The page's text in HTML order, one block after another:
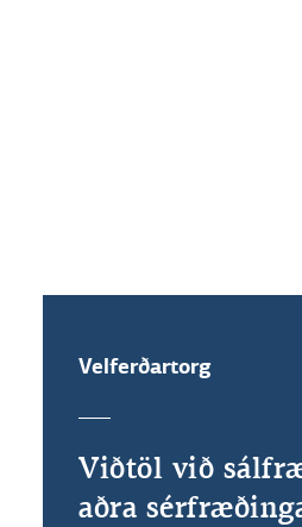
Velferðartorg
Viðtöl við
aðra